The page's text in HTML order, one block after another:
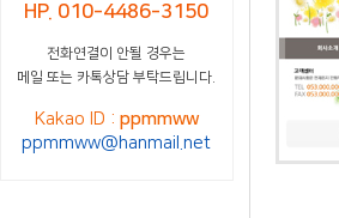
HP. 010-4486-3150
전화연결이 안될 경우는
메일 또는 카톡상담 부탁드립니다.
Kakao ID : ppmmww
ppmmww@hanmail.net